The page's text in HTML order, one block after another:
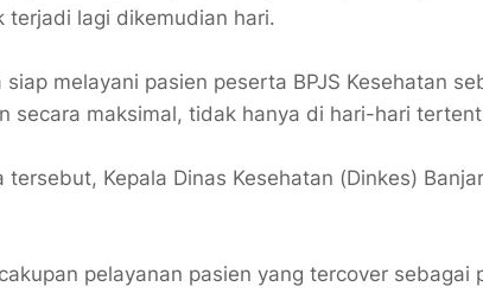
terjadi lagi dikemudian hari.
siap melayani pasien peserta BPJS Kesehatan
secara maksimal, tidak hanya di hari-hari
tersebut, Kepala Dinas Kesehatan (Dinkes)
pelayanan pasien yang tercover sebagai